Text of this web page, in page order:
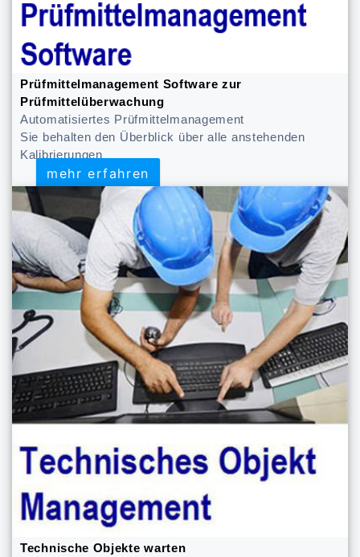
Prüfmittelmanagement Software zur
Prüfmittelüberwachung
Automatisiertes Prüfmittelmanagement
Sie behalten den Überblick über alle anstehenden
Kalibrierungen
mehr erfahren
mehr erfahren
Technische Objekte warten